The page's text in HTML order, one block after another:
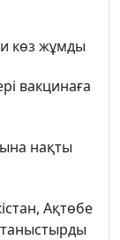
көз жұмды
вакцинаға
нақты
Ақтөбе